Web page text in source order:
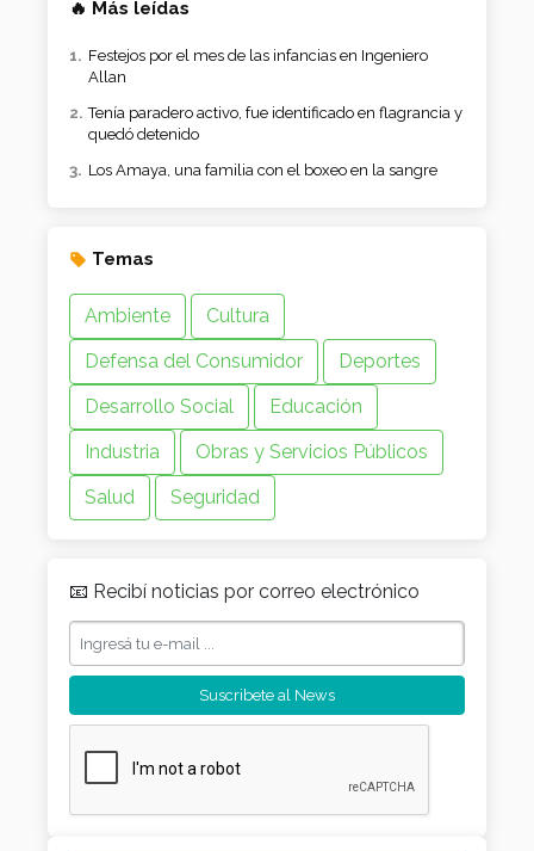
🔥 Más leídas
Festejos por el mes de las infancias en Ingeniero
Allan
Tenía paradero activo, fue identificado en flagrancia y
quedó detenido
Los Amaya, una familia con el boxeo en la sangre
Temas
Ambiente
Cultura
Defensa del Consumidor
Deportes
Desarrollo Social
Educación
Industria
Obras y Servicios Públicos
Salud
Seguridad
📧 Recibí noticias por correo electrónico